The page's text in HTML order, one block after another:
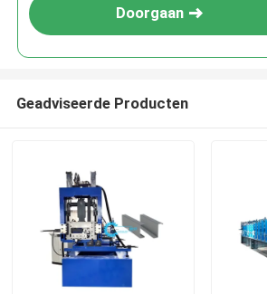
Doorgaan
Geadviseerde Producten